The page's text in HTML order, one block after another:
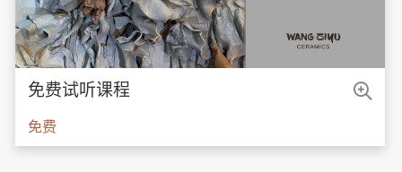
免费试听课程
免费
